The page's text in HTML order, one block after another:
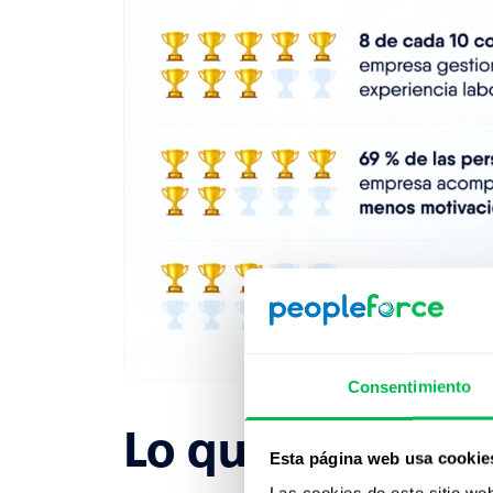
Consentimiento
Esta página web usa
Lo que están